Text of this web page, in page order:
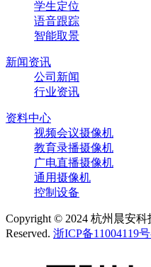
学生定位
语音跟踪
智能取景
新闻资讯
公司新闻
行业资讯
资料中心
视频会议摄像机
教育录播摄像机
广电直播摄像机
通用摄像机
控制设备
Copyright © 2024 杭州晨安
Reserved. 浙ICP备11004119